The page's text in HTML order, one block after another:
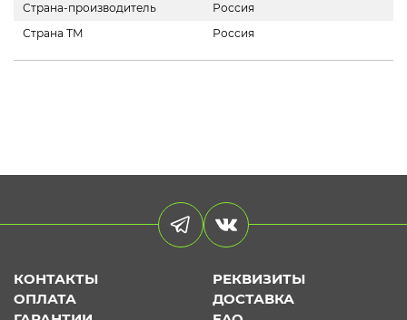
Страна-производитель
Россия
Страна ТМ
Россия
КОНТАКТЫ
РЕКВИЗИТЫ
ОПЛАТА
ДОСТАВКА